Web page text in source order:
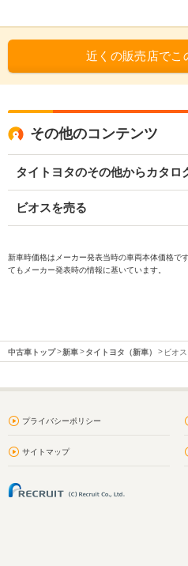
近くの販売店でこ
その他のコンテンツ
タイトヨタのその他からカタロ
ビオスを売る
新車時価格はメーカー発表当時の車両本体価格で
てもメーカー発表時の情報に基いています。
中古車トップ 新車 タイトヨタ（新車） ビオス
プライバシーポリシー
サイトマップ